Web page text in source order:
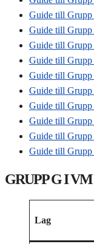
Guide till
Guide till
Guide till
Guide till
Guide till
Guide till
Guide till
Guide till
Guide till
Guide till
GRUPP G I VM
Lag